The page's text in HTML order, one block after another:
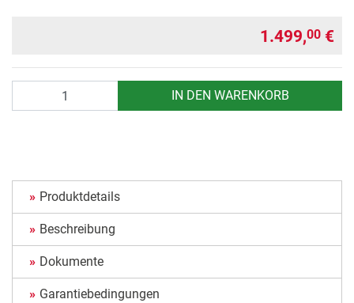
1.499,00 €
IN DEN WARENKORB
Produktdetails
Beschreibung
Dokumente
Garantiebedingungen